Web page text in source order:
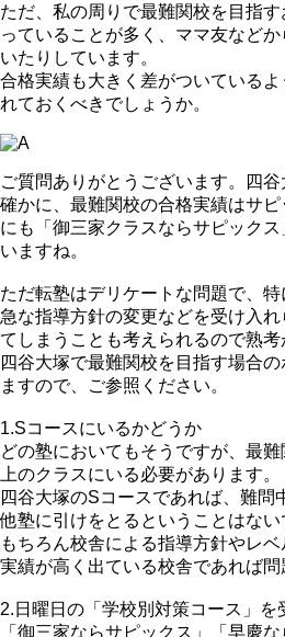
ただ、私の周りで最難関校を目指
っていることが多く、ママ友など
いたりしています。
合格実績も大きく差がついている
れておくべきでしょうか。
ご質問ありがとうございます。四谷
確かに、最難関校の合格実績はサ
にも「御三家クラスならサピック
いますね。
ただ転塾はデリケートな問題で、
急な指導方針の変更などを受け入
てしまうことも考えられるので熟考
四谷大塚で最難関校を目指す場合
ますので、ご参照ください。
1.Sコースにいるかどうか
どの塾においてもそうですが、最
上のクラスにいる必要があります。
四谷大塚のSコースであれば、難問
他塾に引けをとるということはない
もちろん校舎による指導方針やレ
実績が高く出ている校舎であれば問
2.日曜日の「学校別対策コース」を
「御三家ならサピックス」「早慶